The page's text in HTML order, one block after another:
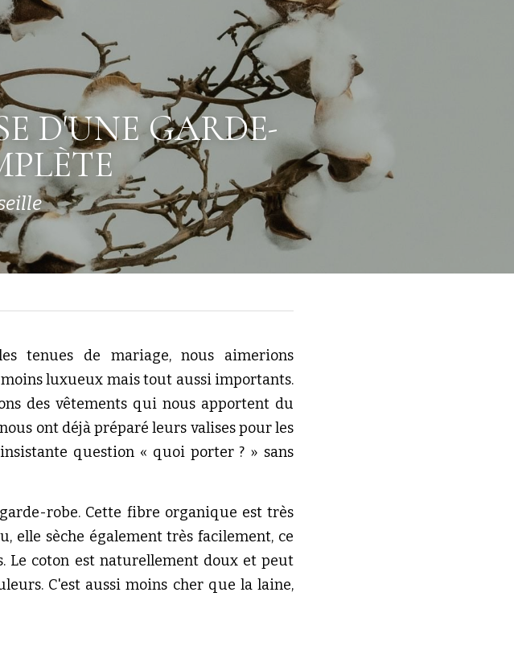
D'UNE GARDE-
ÈTE
tenues de mariage, nous aimerions
luxueux mais tout aussi importants.
des vêtements qui nous apportent du
ont déjà préparé leurs valises pour les
question « quoi porter ? » sans
robe. Cette fibre organique est très
elle sèche également très facilement, ce
coton est naturellement doux et peut
C'est aussi moins cher que la laine,